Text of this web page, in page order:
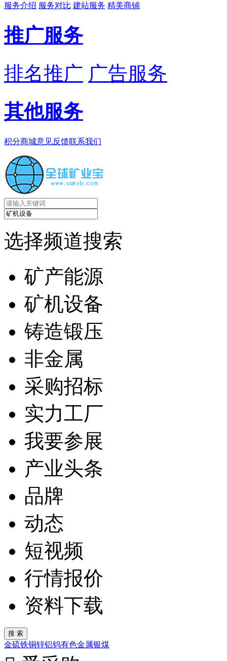
服务介绍 服务对比 建站服务 精美商铺
推广服务
排名推广 广告服务
其他服务
积分商城意见反馈联系我们
选择频道搜索
矿产能源
矿机设备
铸造锻压
非金属
采购招标
实力工厂
我要参展
产业头条
品牌
动态
短视频
行情报价
资料下载
金硫铁铜锌铝钨有色金属银煤